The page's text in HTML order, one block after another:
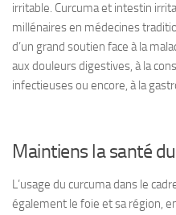
irritable. Curcuma et intestin
millénaires en médecines
d’un grand soutien face à la
aux douleurs digestives, à la
infectieuses ou encore, à la
Maintiens la santé
L’usage du curcuma dans le
également le foie et sa région,